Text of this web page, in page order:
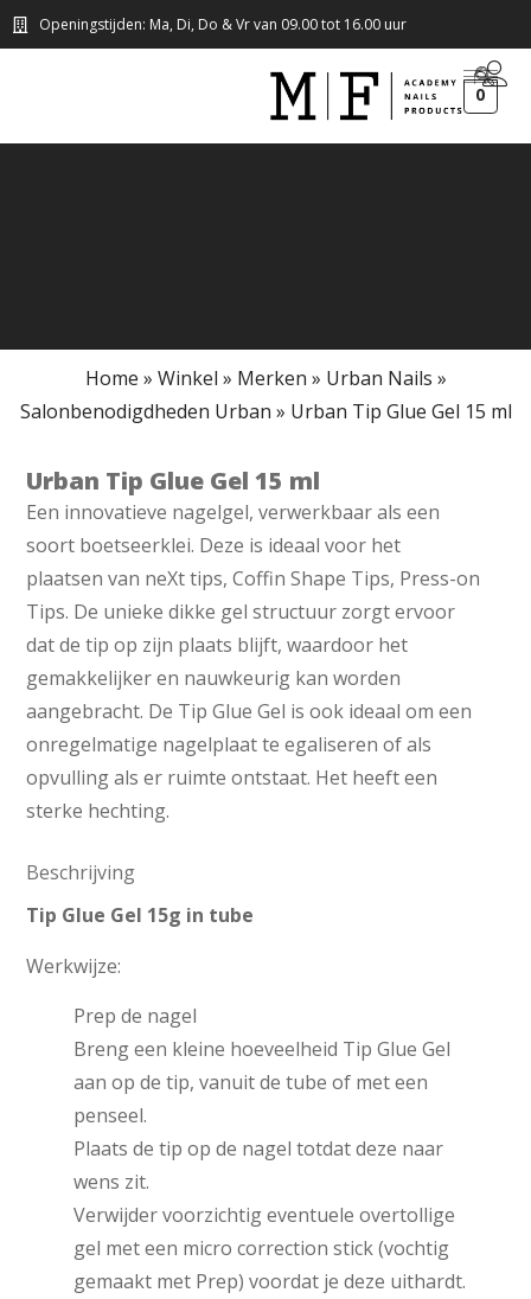
Openingstijden: Ma, Di, Do & Vr van 09.00 tot 16.00 uur
0
Home » Winkel » Merken » Urban Nails »
Salonbenodigdheden Urban » Urban Tip Glue Gel 15 ml
Urban Tip Glue Gel 15 ml
Een innovatieve nagelgel, verwerkbaar als een
soort boetseerklei. Deze is ideaal voor het
plaatsen van neXt tips, Coffin Shape Tips, Press-on
Tips. De unieke dikke gel structuur zorgt ervoor
dat de tip op zijn plaats blijft, waardoor het
gemakkelijker en nauwkeurig kan worden
aangebracht. De Tip Glue Gel is ook ideaal om een
onregelmatige nagelplaat te egaliseren of als
opvulling als er ruimte ontstaat. Het heeft een
sterke hechting.
Beschrijving
Tip Glue Gel 15g in tube
Werkwijze:
Prep de nagel
Breng een kleine hoeveelheid Tip Glue Gel
aan op de tip, vanuit de tube of met een
penseel.
Plaats de tip op de nagel totdat deze naar
wens zit.
Verwijder voorzichtig eventuele overtollige
gel met een micro correction stick (vochtig
gemaakt met Prep) voordat je deze uithardt.